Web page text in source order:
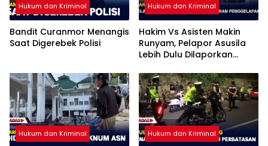
Hukum dan Kriminal
Bandit Curanmor Menangis
Saat Digerebek Polisi
Hukum dan Kriminal
Hakim Vs Asisten Makin
Runyam, Pelapor Asusila
Lebih Dulu Dilaporkan
Hukum dan Kriminal Hukum dan Kriminal